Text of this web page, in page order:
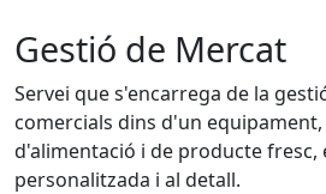
Gestió de Mercat
Servei que s'encarrega de la
comercials dins d'un
d'alimentació i de producte fresc,
personalitzada i al detall.